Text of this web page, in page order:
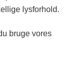
lysforhold.